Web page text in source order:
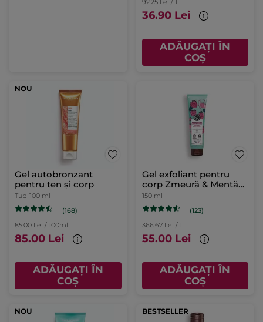
92.25 Lei / 1l
36.90 Lei
ADĂUGAȚI ÎN
COȘ
NOU
Gel autobronzant
pentru ten și corp
Tub 100 ml
(168)
85.00 Lei / 100ml
85.00 Lei
ADĂUGAȚI ÎN
COȘ
Gel exfoliant pentru
corp Zmeură & Mentă
Piperată 150ml
150 ml
(123)
366.67 Lei / 1l
55.00 Lei
ADĂUGAȚI ÎN
COȘ
NOU BESTSELLER